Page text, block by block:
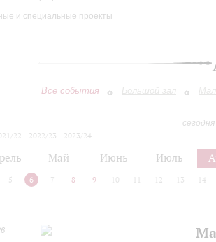
и специальные проекты
Все события Большой зал
22 2022/23
2023/24
Май Июнь Июль
5 6 7 8 9 10 12 13 14